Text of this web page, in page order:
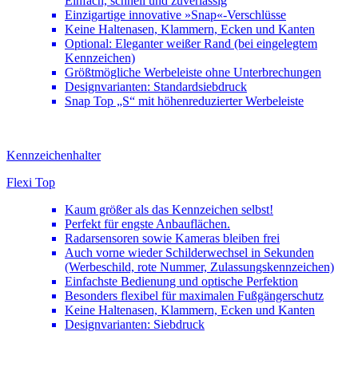
Einzigartige innovative »Snap«-Verschlüsse
Keine Haltenasen, Klammern, Ecken und Kanten
Optional: Eleganter weißer Rand (bei eingelegtem
Kennzeichen)
Größtmögliche Werbeleiste ohne Unterbrechungen
Designvarianten: Standardsiebdruck
Snap Top „S“ mit höhenreduzierter Werbeleiste
Kennzeichenhalter
Flexi Top
Kaum größer als das Kennzeichen selbst!
Perfekt für engste Anbauflächen.
Radarsensoren sowie Kameras bleiben frei
Auch vorne wieder Schilderwechsel in Sekunden
(Werbeschild, rote Nummer, Zulassungskennzeichen)
Einfachste Bedienung und optische Perfektion
Besonders flexibel für maximalen Fußgängerschutz
Keine Haltenasen, Klammern, Ecken und Kanten
Designvarianten: Siebdruck